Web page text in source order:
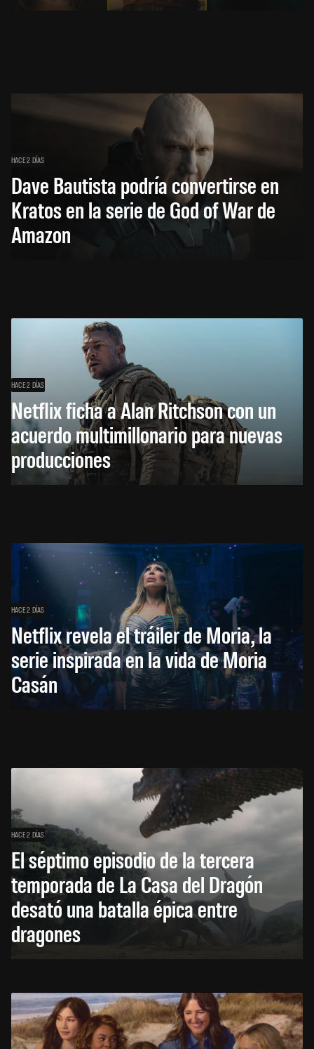
HACE 2 DÍAS
Dave Bautista podría convertirse en
Kratos en la serie de God of War de
Amazon
HACE 2 DÍAS
Netflix ficha a Alan Ritchson con un
acuerdo multimillonario para nuevas
producciones
HACE 2 DÍAS
Netflix revela el tráiler de Moria, la
serie inspirada en la vida de Moria
Casán
HACE 2 DÍAS
El séptimo episodio de la tercera
temporada de La Casa del Dragón
desató una batalla épica entre
dragones